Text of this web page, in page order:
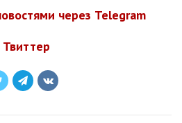
через Telegram